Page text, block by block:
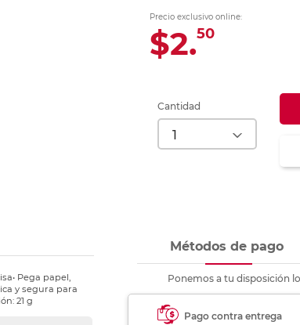
Precio exclusivo online:
$2.50
Cantidad
Pega papel,
y segura para
21 g
Métodos de pago
Ponemos a tu disposición
Pago contra entrega